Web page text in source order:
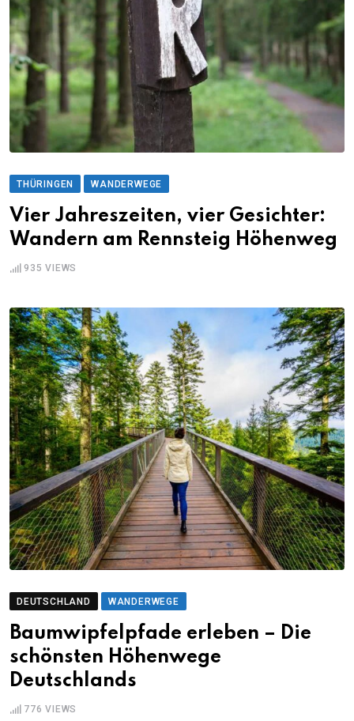
THÜRINGEN WANDERWEGE
Vier Jahreszeiten, vier Gesichter:
Wandern am Rennsteig Höhenweg
935 VIEWS
DEUTSCHLAND WANDERWEGE
Baumwipfelpfade erleben – Die
schönsten Höhenwege
Deutschlands
776 VIEWS